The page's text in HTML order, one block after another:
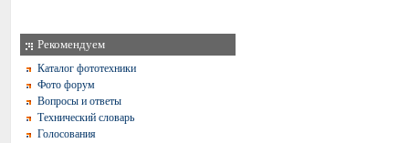
Рекомендуем
Каталог фототехники
Фото форум
Вопросы и ответы
Технический словарь
Голосования